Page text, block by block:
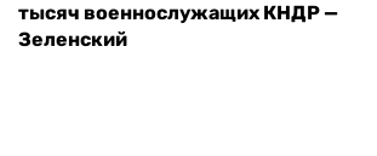
тысяч военнослужащих КНДР —
Зеленский